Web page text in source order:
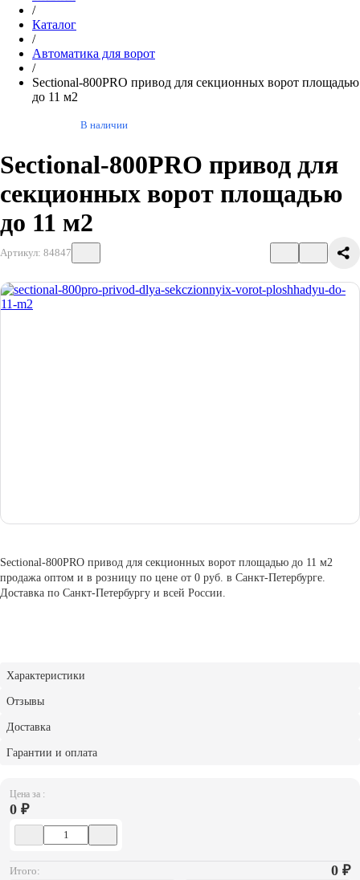
/
Каталог
/
Автоматика для ворот
/
Sectional-800PRO привод для секционных ворот площадью
до 11 м2
Sectional-800PRO привод для
секционных ворот площадью
до 11 м2
В наличии
Артикул: 84847
Цена за :
0 ₽
Итого: 0 ₽
Sectional-800PRO привод для секционных ворот площадью до 11 м2
продажа оптом и в розницу по цене от 0 руб. в Санкт-Петербурге.
Доставка по Санкт-Петербургу и всей России.
Характеристики
Отзывы
Доставка
Гарантии и оплата